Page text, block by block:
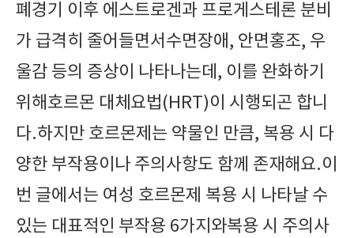
폐경기 이후 에스트로겐과 프로게스테론 분비
가 급격히 줄어들면서수면장애, 안면홍조, 우
울감 등의 증상이 나타나는데, 이를 완화하기
위해호르몬 대체요법(HRT)이 시행되곤 합니
다.하지만 호르몬제는 약물인 만큼, 복용 시 다
양한 부작용이나 주의사항도 함께 존재해요.이
번 글에서는 여성 호르몬제 복용 시 나타날 수
있는 대표적인 부작용 6가지와복용 시 주의사